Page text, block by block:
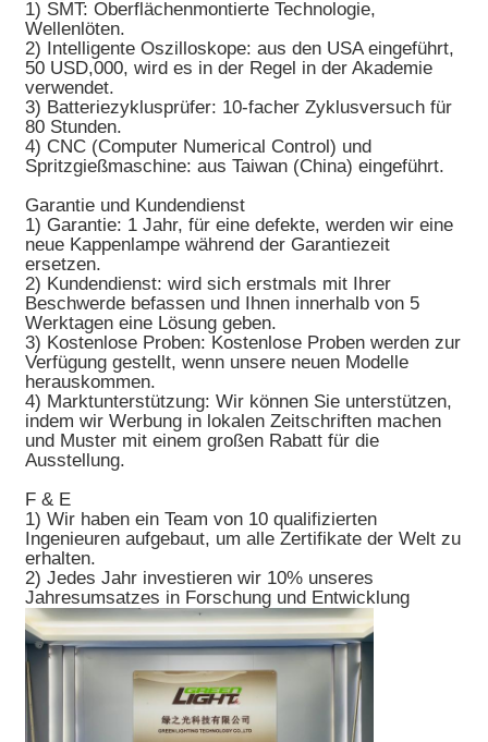
1) SMT: Oberflächenmontierte Technologie,
Wellenlöten.
2) Intelligente Oszilloskope: aus den USA eingeführt,
50 USD,000, wird es in der Regel in der Akademie
verwendet.
3) Batteriezyklusprüfer: 10-facher Zyklusversuch für
80 Stunden.
4) CNC (Computer Numerical Control) und
Spritzgießmaschine: aus Taiwan (China) eingeführt.
Garantie und Kundendienst
1) Garantie: 1 Jahr, für eine defekte, werden wir eine
neue Kappenlampe während der Garantiezeit
ersetzen.
2) Kundendienst: wird sich erstmals mit Ihrer
Beschwerde befassen und Ihnen innerhalb von 5
Werktagen eine Lösung geben.
3) Kostenlose Proben: Kostenlose Proben werden zur
Verfügung gestellt, wenn unsere neuen Modelle
herauskommen.
4) Marktunterstützung: Wir können Sie unterstützen,
indem wir Werbung in lokalen Zeitschriften machen
und Muster mit einem großen Rabatt für die
Ausstellung.
F & E
1) Wir haben ein Team von 10 qualifizierten
Ingenieuren aufgebaut, um alle Zertifikate der Welt zu
erhalten.
2) Jedes Jahr investieren wir 10% unseres
Jahresumsatzes in Forschung und Entwicklung